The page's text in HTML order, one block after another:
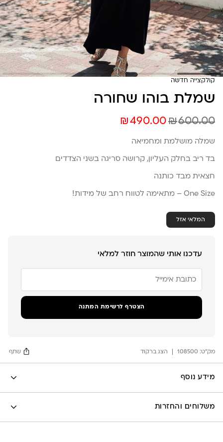
קולקצייה חדשה
שמלת בוהו שחורה
₪490.00₪600.00
שמלה מושלמת ומחמיאה
בד ריב בחלק העליון, קרושה סריגה בשני הצדדים
חצאית מבד כותנה
One Size – מתאימה לטווח רחב של מידות!
המלאי אזל
עדכנו אותי שהמוצר חוזר למלאי
את
כתובת
הדוא"ל
כדי
עבור
מוצר
הצטרף לרשימת המתנה
מק"ט: 108500 הצג ברקוד שתף
מידע נוסף
משלוחים והחזרות